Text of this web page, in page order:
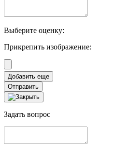
Выберите оценку:
Прикрепить изображение:
Отправить
Задать вопрос